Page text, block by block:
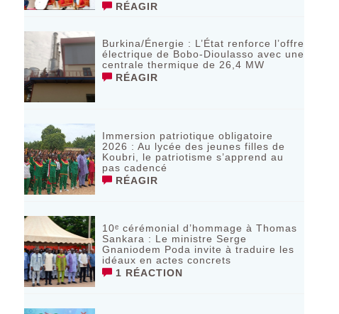
RÉAGIR
Burkina/Énergie : L’État renforce l’offre
électrique de Bobo-Dioulasso avec une
centrale thermique de 26,4 MW
RÉAGIR
Immersion patriotique obligatoire
2026 : Au lycée des jeunes filles de
Koubri, le patriotisme s’apprend au
pas cadencé
RÉAGIR
10ᵉ cérémonial d’hommage à Thomas
Sankara : Le ministre Serge
Gnaniodem Poda invite à traduire les
idéaux en actes concrets
1 RÉACTION